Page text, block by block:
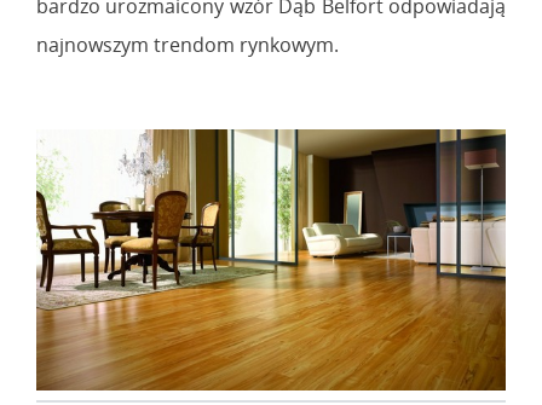
bardzo urozmaicony wzór Dąb Belfort odpowiadają
najnowszym trendom rynkowym.